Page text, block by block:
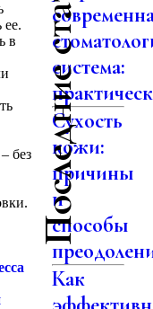
в
без
Последние статьи
система:
Сухость
кожи:
причины
и
способы
Как